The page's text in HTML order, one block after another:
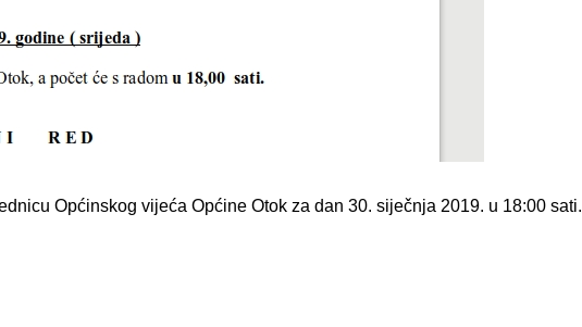
Općinskog vijeća Općine Otok za dan 30. siječnja 2019. u 18:00 sati.